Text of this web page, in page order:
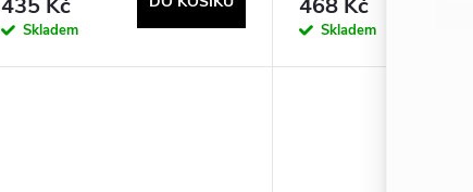
Skladem Skladem